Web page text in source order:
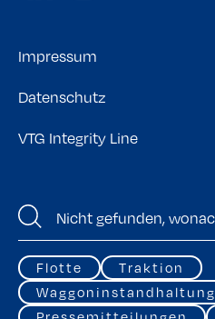
Impressum
Datenschutz
VTG Integrity Line
Flotte
Traktion
Waggoninstandhaltung